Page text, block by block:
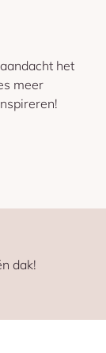
het
meer
dak!